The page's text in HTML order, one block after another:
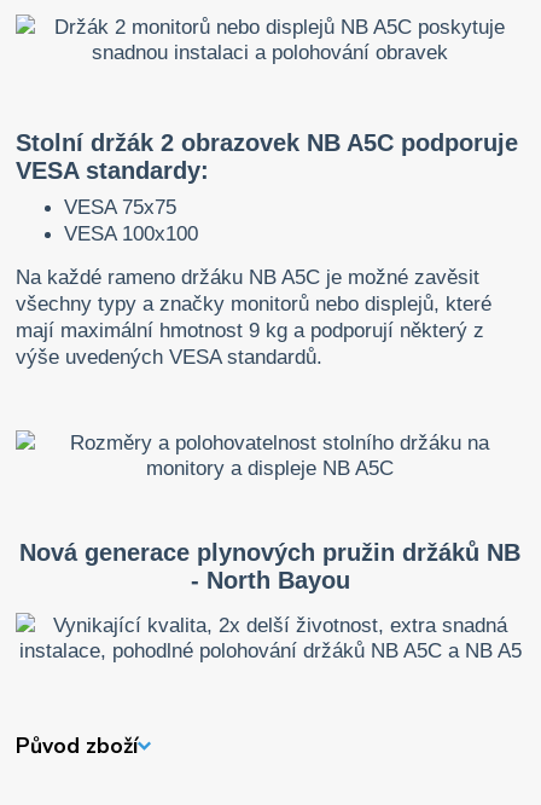
Stolní držák 2 obrazovek NB A5C podporuje
VESA standardy:
VESA 75x75
VESA 100x100
Na každé rameno držáku NB A5C je možné zavěsit
všechny typy a značky monitorů nebo displejů, které
mají maximální hmotnost 9 kg a podporují některý z
výše uvedených VESA standardů.
Nová generace plynových pružin držáků NB
- North Bayou
Původ zboží